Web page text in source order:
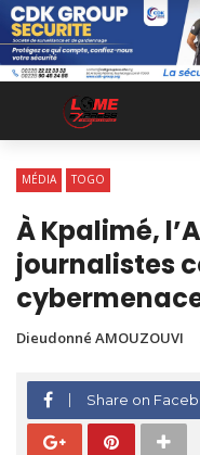
MÉDIA TOGO
À Kpalimé,
journalistes
Dieudonné AMOUZOUVI
Share on